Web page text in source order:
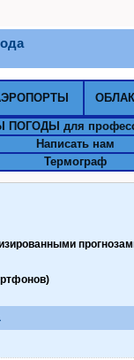
ПОГОДЫ для
Написать нам
Термограф